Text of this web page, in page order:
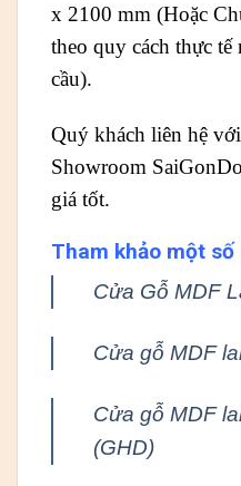
x 2100 mm (Hoặc
theo quy cách thực tế
cầu).
Quý khách liên hệ
Showroom
giá tốt.
Tham khảo một số
Cửa Gỗ MDF
Cửa gỗ MDF
Cửa gỗ MDF
(GHD)